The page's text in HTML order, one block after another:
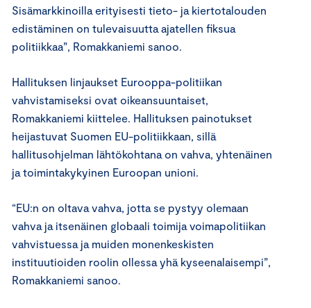
Sisämarkkinoilla erityisesti tieto- ja kiertotalouden
edistäminen on tulevaisuutta ajatellen fiksua
politiikkaa”, Romakkaniemi sanoo.
Hallituksen linjaukset Eurooppa-politiikan
vahvistamiseksi ovat oikeansuuntaiset,
Romakkaniemi kiittelee. Hallituksen painotukset
heijastuvat Suomen EU-politiikkaan, sillä
hallitusohjelman lähtökohtana on vahva, yhtenäinen
ja toimintakykyinen Euroopan unioni.
“EU:n on oltava vahva, jotta se pystyy olemaan
vahva ja itsenäinen globaali toimija voimapolitiikan
vahvistuessa ja muiden monenkeskisten
instituutioiden roolin ollessa yhä kyseenalaisempi”,
Romakkaniemi sanoo.